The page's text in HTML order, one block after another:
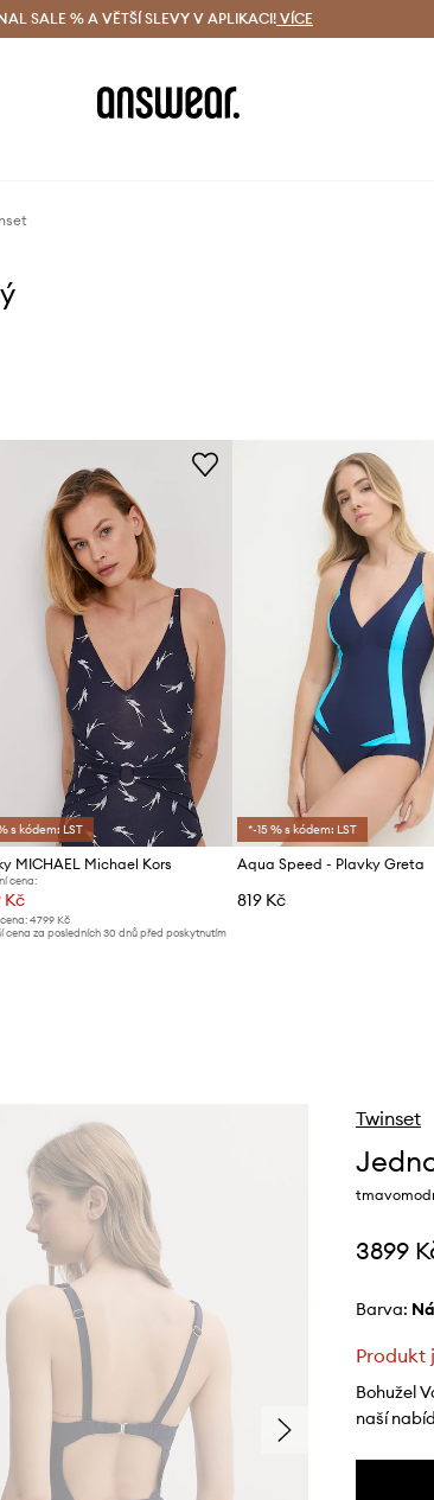
1800 Kč) Doručení i do 24 h
SALE % A VĚTŠÍ SLEVY V APLIKACI! VÍCE
s kódem: LST
MICHAEL Michael Kors
cena:
Kč
4799 Kč
cena za posledních 30 dnů před poskytnutím
*-15 % s kódem: LST
Aqua Speed - Plavky Greta
819 Kč
Twinset
3899
Barva:
Produkt
Bohužel
naší